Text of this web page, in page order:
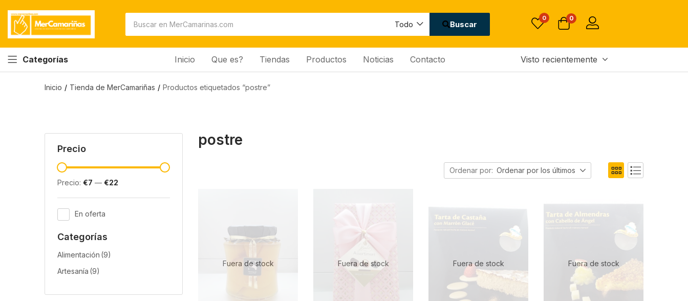
Todo Buscar
0 0
Categorías Inicio Que es? Tiendas Productos Noticias Contacto Visto recientemente
Inicio Tienda de MerCamariñas Productos etiquetados “postre”
Precio
Precio: €7 — €22
En oferta
Categorías
Alimentación (9)
Artesanía (9)
postre
Ordenar por: Ordenar por los últimos
Fuera de stock Fuera de stock Fuera de stock Fuera de stock